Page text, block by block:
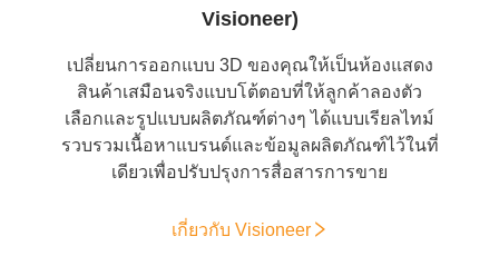
Visioneer)
เปลี่ยนการออกแบบ 3D ของคุณให้เป็นห้องแสดง
สินค้าเสมือนจริงแบบโต้ตอบที่ให้ลูกค้าลองตัว
เลือกและรูปแบบผลิตภัณฑ์ต่างๆ ได้แบบเรียลไทม์
รวบรวมเนื้อหาแบรนด์และข้อมูลผลิตภัณฑ์ไว้ในที่
เดียวเพื่อปรับปรุงการสื่อสารการขาย
เกี่ยวกับ Visioneer